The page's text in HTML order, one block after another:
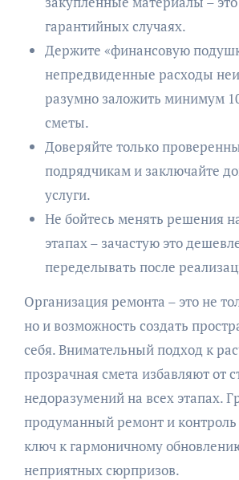
гарантийных случаях.
Держите «финансовую
непредвиденные расходы
разумно заложить минимум
сметы.
Доверяйте только
подрядчикам и заключайте
услуги.
Не бойтесь менять решения
этапах – зачастую это
переделывать после
Организация ремонта – это не
но и возможность создать
себя. Внимательный подход к
прозрачная смета избавляют от
недоразумений на всех этапах.
продуманный ремонт и
ключ к гармоничному
неприятных сюрпризов.